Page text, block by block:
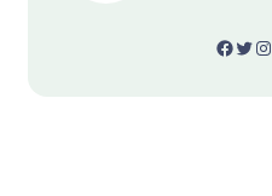
Facebook Twitter Instagram